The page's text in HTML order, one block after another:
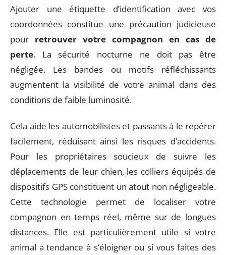
Ajouter une étiquette d’identification avec vos
coordonnées constitue une précaution judicieuse
pour retrouver votre compagnon en cas de
perte. La sécurité nocturne ne doit pas être
négligée. Les bandes ou motifs réfléchissants
augmentent la visibilité de votre animal dans des
conditions de faible luminosité.
Cela aide les automobilistes et passants à le repérer
facilement, réduisant ainsi les risques d’accidents.
Pour les propriétaires soucieux de suivre les
déplacements de leur chien, les colliers équipés de
dispositifs GPS constituent un atout non négligeable.
Cette technologie permet de localiser votre
compagnon en temps réel, même sur de longues
distances. Elle est particulièrement utile si votre
animal a tendance à s’éloigner ou si vous faites des